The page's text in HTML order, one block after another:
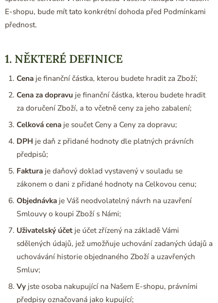
E-shopu, bude mít tato konkrétní dohoda před Podmínkami
přednost.
1. NĚKTERÉ DEFINICE
Cena je finanční částka, kterou budete hradit za Zboží;
Cena za dopravu je finanční částka, kterou budete hradit
za doručení Zboží, a to včetně ceny za jeho zabalení;
Celková cena je součet Ceny a Ceny za dopravu;
DPH je daň z přidané hodnoty dle platných právních
předpisů;
Faktura je daňový doklad vystavený v souladu se
zákonem o dani z přidané hodnoty na Celkovou cenu;
Objednávka je Váš neodvolatelný návrh na uzavření
Smlouvy o koupi Zboží s Námi;
Uživatelský účet je účet zřízený na základě Vámi
sdělených údajů, jež umožňuje uchování zadaných údajů a
uchovávání historie objednaného Zboží a uzavřených
Smluv;
Vy jste osoba nakupující na Našem E-shopu, právními
předpisy označovaná jako kupující;